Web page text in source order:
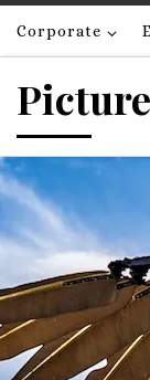
Passer au
Corporate